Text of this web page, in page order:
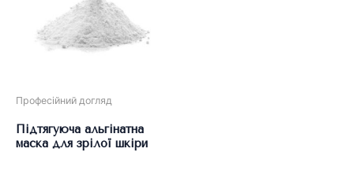
Професійний догляд
Підтягуюча альгінатна
маска для зрілої шкіри